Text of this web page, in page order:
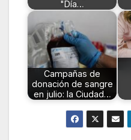
"Día…
Campañas de
donación de sangre
en julio: la Ciudad…